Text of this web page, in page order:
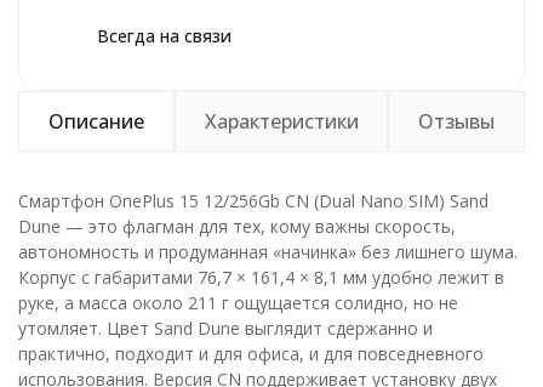
Всегда на связи
Описание Характеристики Отзывы
Смартфон OnePlus 15 12/256Gb CN (Dual Nano SIM) Sand
Dune — это флагман для тех, кому важны скорость,
автономность и продуманная «начинка» без лишнего шума.
Корпус с габаритами 76,7 × 161,4 × 8,1 мм удобно лежит в
руке, а масса около 211 г ощущается солидно, но не
утомляет. Цвет Sand Dune выглядит сдержанно и
практично, подходит и для офиса, и для повседневного
использования. Версия CN поддерживает установку двух